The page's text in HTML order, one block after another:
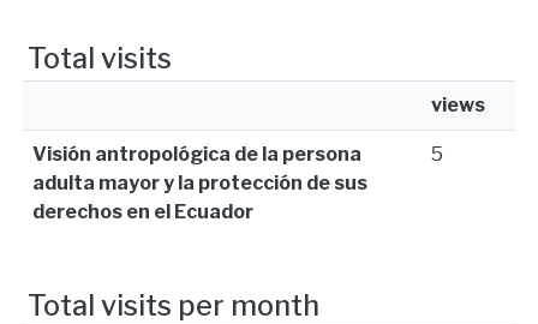
Total visits
views
Visión antropológica de la persona
adulta mayor y la protección de sus
derechos en el Ecuador
5
Total visits per month